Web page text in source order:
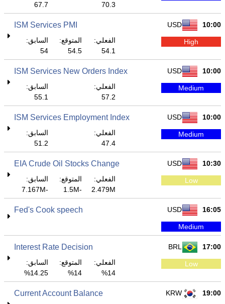
70.3
67.7
10:00
USD
ISM Services PMI
High
الفعلي:
54.1
المتوقع:
54.5
السابق:
54
10:00
USD
ISM Services New Orders Index
Medium
الفعلي:
57.2
السابق:
55.1
10:00
USD
ISM Services Employment Index
Medium
الفعلي:
47.4
السابق:
51.2
10:30
USD
EIA Crude Oil Stocks Change
Low
الفعلي:
2.479M
المتوقع:
-1.5M
السابق:
-7.167M
16:05
USD
Fed's Cook speech
Medium
17:00
BRL
Interest Rate Decision
Low
الفعلي:
14%
المتوقع:
14%
السابق:
14.25%
19:00
KRW
Current Account Balance